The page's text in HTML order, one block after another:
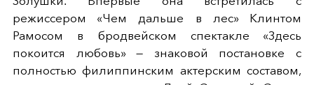
режиссером «Чем дальше в лес» Клинтом
Рамосом в бродвейском спектакле «Здесь
покоится любовь» — знаковой постановке с
полностью филиппинским актерским составом,